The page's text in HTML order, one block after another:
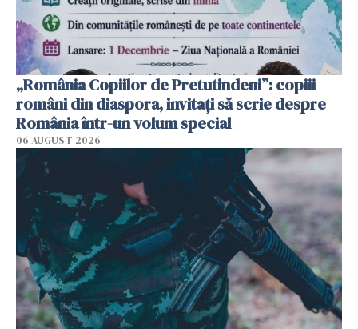
„România Copiilor de Pretutindeni”: copiii
români din diaspora, invitați să scrie despre
România într-un volum special
06 AUGUST 2026